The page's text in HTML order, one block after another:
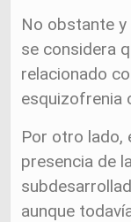
No obstante
se considera
relacionado
esquizofrenia
Por otro lado,
presencia de
aunque